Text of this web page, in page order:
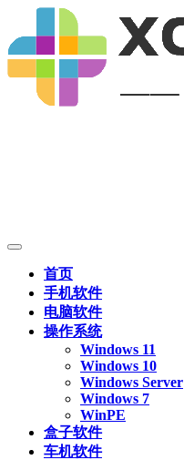
首页
手机软件
电脑软件
操作系统
Windows 11
Windows 10
Windows Server
Windows 7
WinPE
盒子软件
车机软件